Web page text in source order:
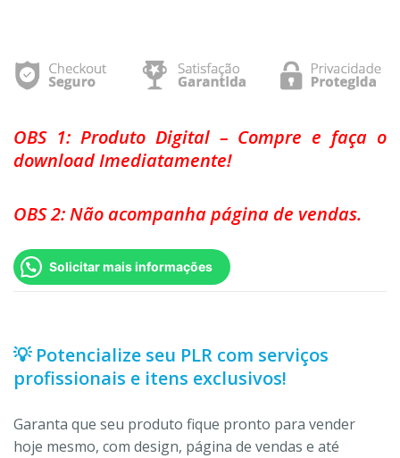
OBS 1: Produto Digital – Compre e faça o
download Imediatamente!
OBS 2: Não acompanha página de vendas.
Solicitar mais informações
💡 Potencialize seu PLR com serviços
profissionais e itens exclusivos!
Garanta que seu produto fique pronto para vender
hoje mesmo, com design, página de vendas e até